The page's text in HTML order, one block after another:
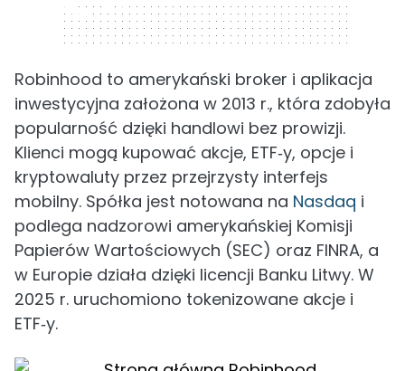
320 x 50
Robinhood to amerykański broker i aplikacja
inwestycyjna założona w 2013 r., która zdobyła
popularność dzięki handlowi bez prowizji.
Klienci mogą kupować akcje, ETF‑y, opcje i
kryptowaluty przez przejrzysty interfejs
mobilny. Spółka jest notowana na Nasdaq i
podlega nadzorowi amerykańskiej Komisji
Papierów Wartościowych (SEC) oraz FINRA, a
w Europie działa dzięki licencji Banku Litwy. W
2025 r. uruchomiono tokenizowane akcje i
ETF‑y.